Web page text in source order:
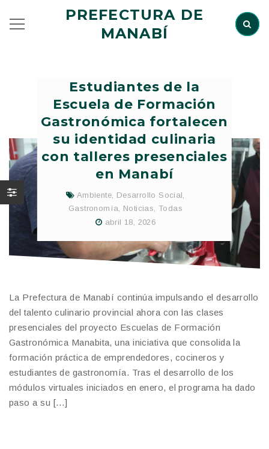
PREFECTURA DE
MANABÍ
Estudiantes de la
Escuela de Formación
Gastronómica fortalecen
su identidad culinaria
con talleres presenciales
en Manabí
Ambiente, Desarrollo Social,
Gastronomía, Noticias, Todas
abril 18, 2026
La Prefectura de Manabí continúa impulsando el desarrollo
del talento culinario provincial ahora con las clases
presenciales del proyecto Escuelas de Formación
Gastronómica Manabita, una iniciativa que consolida la
formación práctica de emprendedores, cocineros y
estudiantes de gastronomía. Tras el desarrollo de los
módulos virtuales iniciados en enero, el programa ha dado
paso a su […]